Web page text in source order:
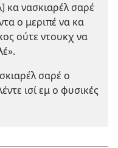
κα νασκιαρέλ σαρέ
ο μεριπέ να κα
ούτε ντουκχ να
σαρέ ο
ισί εμ ο φυσικές